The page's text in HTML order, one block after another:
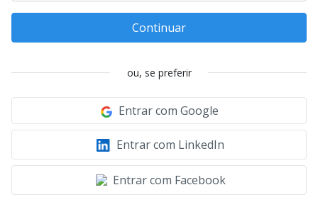
Continuar
ou, se preferir
Entrar com Google
Entrar com LinkedIn
Entrar com Facebook